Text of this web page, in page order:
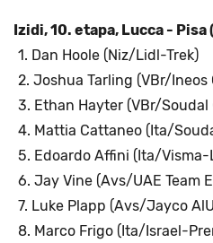
Izidi, 10. etapa, Lucca -
1. Dan Hoole (Niz/
2. Joshua Tarling (VBr/
3. Ethan Hayter (VBr/
4. Mattia Cattaneo (Ita/
5. Edoardo Affini (Ita/
6. Jay Vine (Avs/UAE
7. Luke Plapp (Avs/
8. Marco Frigo (Ita/